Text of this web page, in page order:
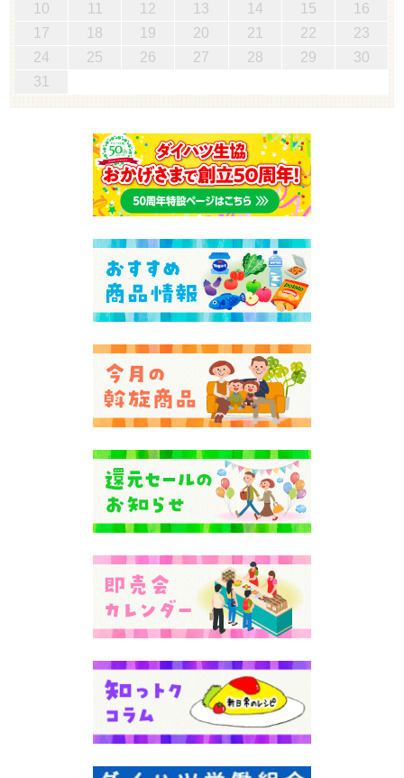
10
11 12 13 14 15
16
17
18 19 20 21 22
23
24
25 26 27 28 29
30
31